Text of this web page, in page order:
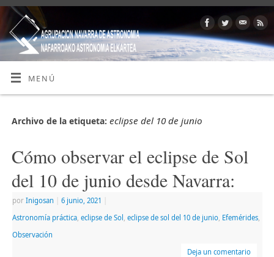
MENÚ
Archivo de la etiqueta: eclipse del 10 de junio
Cómo observar el eclipse de Sol
del 10 de junio desde Navarra:
por Inigosan 6 junio, 2021
Astronomía práctica, eclipse de Sol eclipse de sol del 10 de junio, Efemérides,
Observación
Deja un comentario